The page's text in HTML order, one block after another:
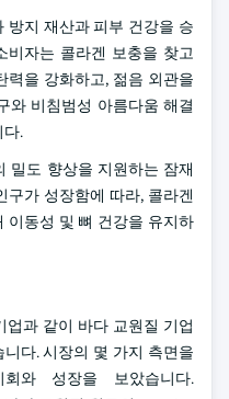
방지 재산과 피부 건강을 승
비자는 콜라겐 보충을 찾고
력을 강화하고, 젊음 외관을
와 비침범성 아름다움 해결
다.
밀도 향상을 지원하는 잠재
구가 성장함에 따라, 콜라겐
이동성 및 뼈 건강을 유지하
업과 같이 바다 교원질 기업
다. 시장의 몇 가지 측면을
와 성장을 보았습니다.